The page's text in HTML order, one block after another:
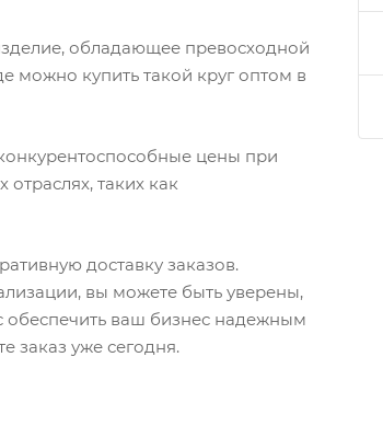
обладающее превосходной
можно купить такой круг оптом в
цены при
таких как
доставку заказов.
вы можете быть уверены,
обеспечить ваш бизнес надежным
заказ уже сегодня.